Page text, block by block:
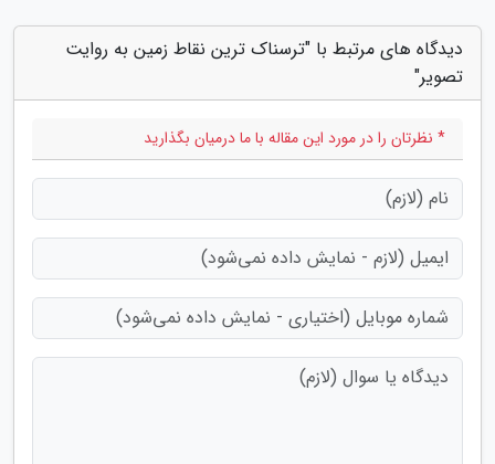
دیدگاه های مرتبط با "ترسناک ترین نقاط زمین به روایت
تصویر"
* نظرتان را در مورد این مقاله با ما درمیان بگذارید